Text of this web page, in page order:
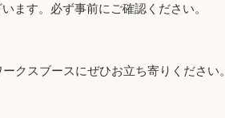
ます。必ず事前にご確認ください。
クスブースにぜひお立ち寄りください。